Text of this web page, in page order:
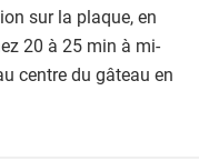
sur la plaque, en
20 à 25 min à mi-
centre du gâteau en